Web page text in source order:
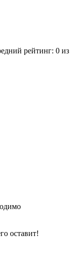
рейтинг: 0 из
оставит!